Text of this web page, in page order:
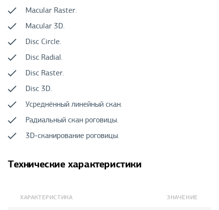
Macular Raster.
Macular 3D.
Disc Circle.
Disc Radial.
Disc Raster.
Disc 3D.
Усреднённый линейный скан.
Радиальный скан роговицы.
3D-сканирование роговицы.
Технические характеристики
ХАРАКТЕРИСТИКА ЗНАЧЕНИЕ